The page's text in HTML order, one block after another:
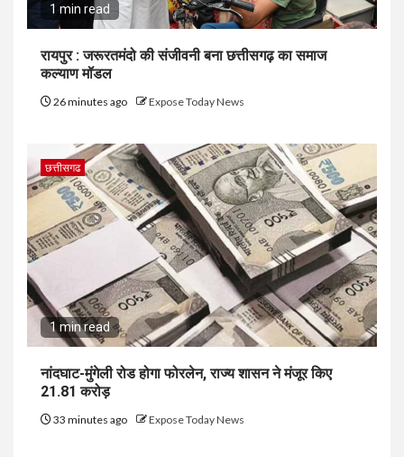
1 min read
रायपुर : जरूरतमंदो की संजीवनी बना छत्तीसगढ़ का समाज
कल्याण मॉडल
26 minutes ago Expose Today News
छत्तीसगढ
1 min read
नांदघाट-मुंगेली रोड होगा फोरलेन, राज्य शासन ने मंजूर किए
21.81 करोड़
33 minutes ago Expose Today News